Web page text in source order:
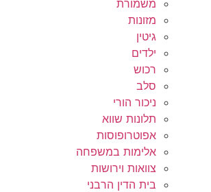
משמורת
מזונות
גיטין
ילדים
רכוש
סלב
ניכור הורי
תלונות שווא
אפוטרופוסות
אלימות במשפחה
צוואות וירושות
בית הדין הרבני